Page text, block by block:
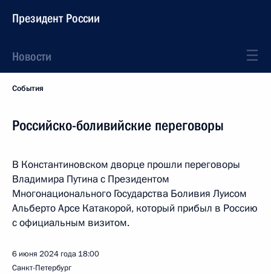
Президент России
Новости
События
Российско-боливийские переговоры
В Константиновском дворце прошли переговоры
Владимира Путина с Президентом
Многонационального Государства Боливия Луисом
Альберто Арсе Катакорой, который прибыл в Россию
с официальным визитом.
6 июня 2024 года 18:00
Санкт-Петербург